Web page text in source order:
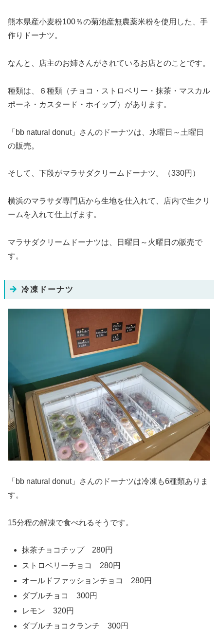
熊本県産小麦粉100％の菊池産無農薬米粉を使用した、手
作りドーナツ。
なんと、店主のお姉さんがされているお店とのことです。
種類は、６種類（チョコ・ストロベリー・抹茶・マスカル
ポーネ・カスタード・ホイップ）があります。
「bb natural donut」さんのドーナツは、水曜日～土曜日
の販売。
そして、下段がマラサダクリームドーナツ。（330円）
横浜のマラサダ専門店から生地を仕入れて、店内で生クリ
ームを入れて仕上げます。
マラサダクリームドーナツは、日曜日～火曜日の販売で
す。
冷凍ドーナツ
「bb natural donut」さんのドーナツは冷凍も6種類ありま
す。
15分程の解凍で食べれるそうです。
抹茶チョコチップ 280円
ストロベリーチョコ 280円
オールドファッションチョコ 280円
ダブルチョコ 300円
レモン 320円
ダブルチョコクランチ 300円